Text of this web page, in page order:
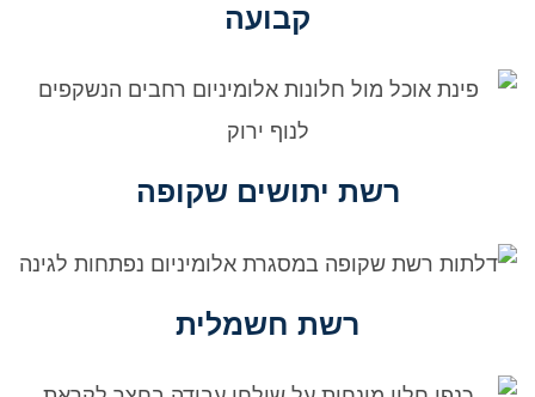
קבועה
רשת יתושים שקופה
רשת חשמלית